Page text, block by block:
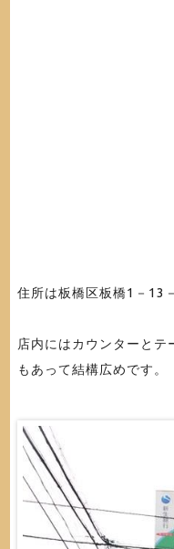
住所は板橋区板橋1－13
店内にはカウンターと
もあって結構広めです。